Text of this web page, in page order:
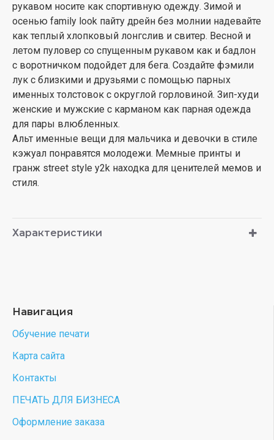
рукавом носите как спортивную одежду. Зимой и
осенью family look пайту дрейн без молнии надевайте
как теплый хлопковый лонгслив и свитер. Весной и
летом пуловер со спущенным рукавом как и бадлон
с воротничком подойдет для бега. Создайте фэмили
лук с близкими и друзьями с помощью парных
именных толстовок с округлой горловиной. Зип-худи
женские и мужские с карманом как парная одежда
для пары влюбленных.
Альт именные вещи для мальчика и девочки в стиле
кэжуал понравятся молодежи. Мемные принты и
гранж street style y2k находка для ценителей мемов и
стиля.
Характеристики
Навигация
Обучение печати
Карта сайта
Контакты
ПЕЧАТЬ ДЛЯ БИЗНЕСА
Оформление заказа